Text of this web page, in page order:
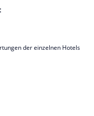
der einzelnen Hotels